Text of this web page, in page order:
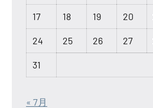
17 18 19 20
24 25 26 27
31
« 7月